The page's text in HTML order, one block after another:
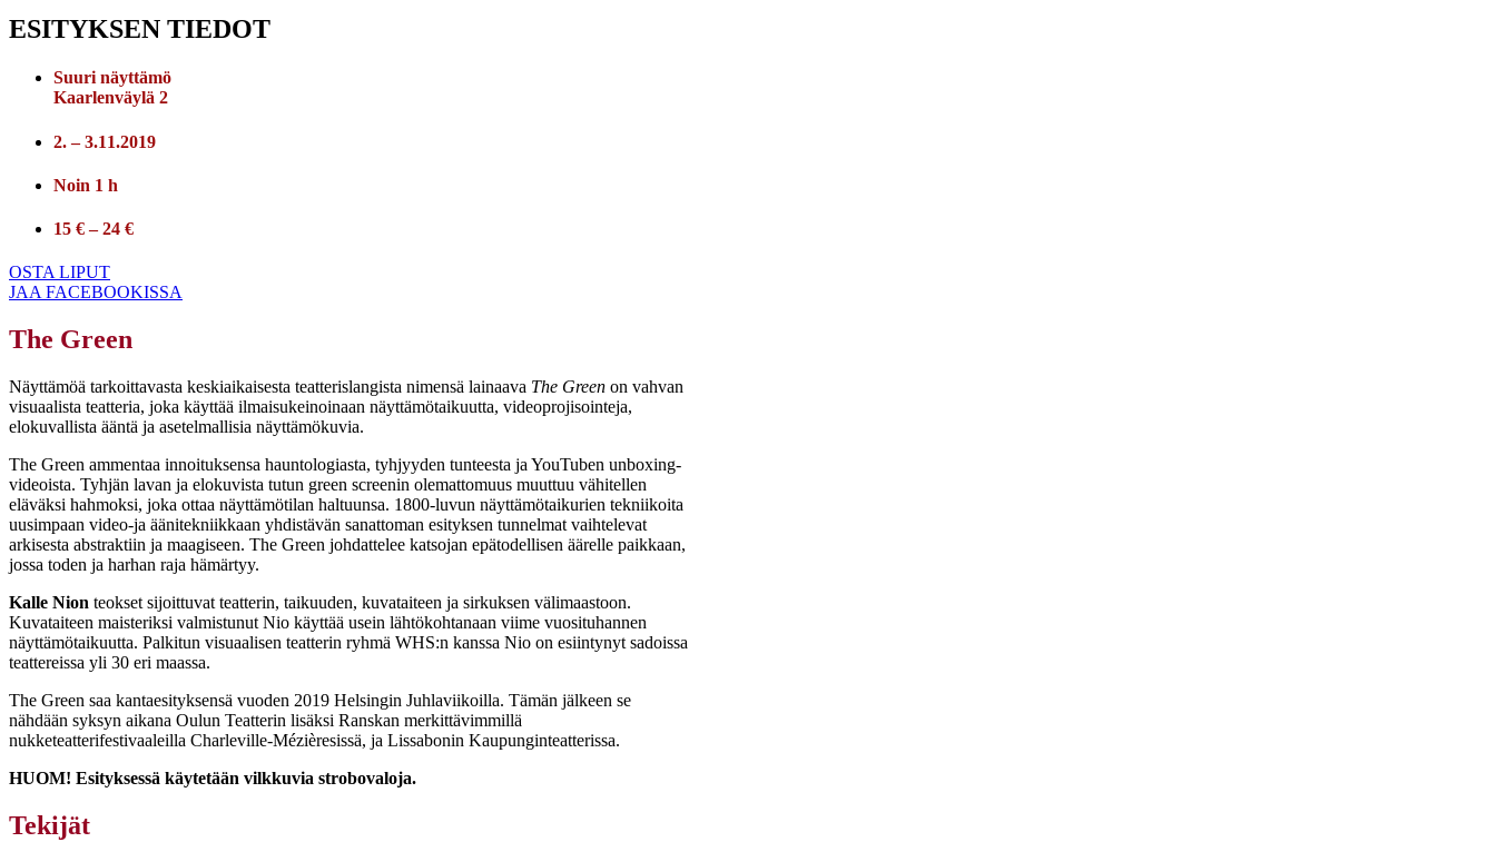
ESITYKSEN TIEDOT
Suuri näyttämö
Kaarlenväylä 2
2. – 3.11.2019
Noin 1 h
15 € – 24 €
OSTA LIPUT
JAA FACEBOOKISSA
The Green
Näyttämöä tarkoittavasta keskiaikaisesta teatterislangista nimensä lainaava The Green on vahvan
visuaalista teatteria, joka käyttää ilmaisukeinoinaan näyttämötaikuutta, videoprojisointeja,
elokuvallista ääntä ja asetelmallisia näyttämökuvia.
The Green ammentaa innoituksensa hauntologiasta, tyhjyyden tunteesta ja YouTuben unboxing-
videoista. Tyhjän lavan ja elokuvista tutun green screenin olemattomuus muuttuu vähitellen
eläväksi hahmoksi, joka ottaa näyttämötilan haltuunsa. 1800-luvun näyttämötaikurien tekniikoita
uusimpaan video-ja äänitekniikkaan yhdistävän sanattoman esityksen tunnelmat vaihtelevat
arkisesta abstraktiin ja maagiseen. The Green johdattelee katsojan epätodellisen äärelle paikkaan,
jossa toden ja harhan raja hämärtyy.
Kalle Nion teokset sijoittuvat teatterin, taikuuden, kuvataiteen ja sirkuksen välimaastoon.
Kuvataiteen maisteriksi valmistunut Nio käyttää usein lähtökohtanaan viime vuosituhannen
näyttämötaikuutta. Palkitun visuaalisen teatterin ryhmä WHS:n kanssa Nio on esiintynyt sadoissa
teattereissa yli 30 eri maassa.
The Green saa kantaesityksensä vuoden 2019 Helsingin Juhlaviikoilla. Tämän jälkeen se
nähdään syksyn aikana Oulun Teatterin lisäksi Ranskan merkittävimmillä
nukketeatterifestivaaleilla Charleville-Mézièresissä, ja Lissabonin Kaupunginteatterissa.
HUOM! Esityksessä käytetään vilkkuvia strobovaloja.
Tekijät